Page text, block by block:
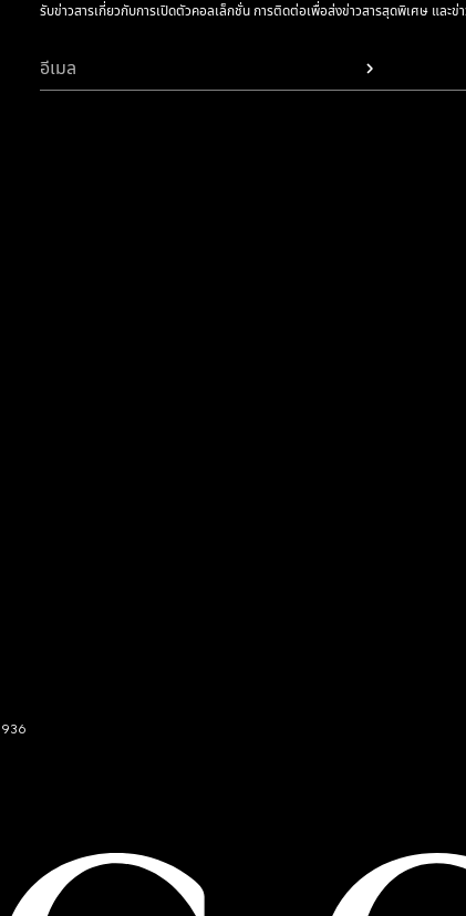
รับข่าวสารเกี่ยวกับการเปิดตัวคอลเล็กชั่น การติดต่อเพื่อส่งข่าวสารสุดพิเศษ และ
อีเมล